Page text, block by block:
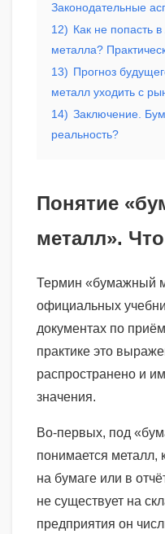
Законодательные
12) Как не попасть
металла?
13) Прогноз
металл уходить с
14) Заключение.
реальность?
Понятие
металл».
Термин «бумажный
официальных
документах по
практике это
распространено и
значения.
Во-первых, под
понимается металл,
на бумаге или в
не существует на
предприятия он